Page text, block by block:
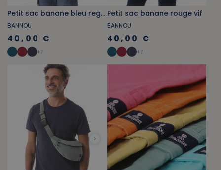
Petit sac banane bleu regate
BANNOU
40,00 €
+7
Petit sac banane rouge vif
BANNOU
40,00 €
+7